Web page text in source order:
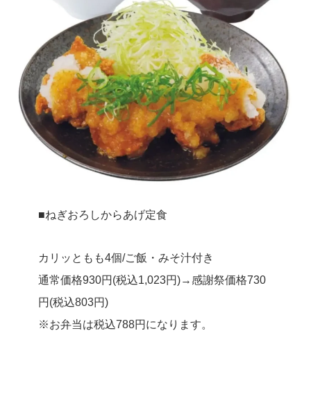
■ねぎおろしからあげ定食
カリッともも4個/ご飯・みそ汁付き
通常価格930円(税込1,023円)→感謝祭価格730
円(税込803円)
※お弁当は税込788円になります。